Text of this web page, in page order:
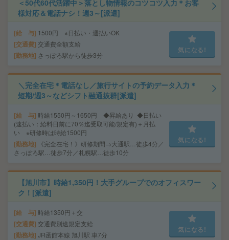
＜50代60代活躍中＞落とし物情報のコツコツ入力＊お客
様対応＆電話ナシ！週3～[派遣]
給 与 1500円 ※日払い・週払いOK
交通費 交通費全額支給
勤務地 さっぽろ駅から徒歩3分
気になる!
＼完全在宅＊電話なし／旅行サイトの予約データ入力＊
短期/週3～などシフト融通抜群[派遣]
給 与 時給1550円～1650円 ◆昇給あり ◆日払い
(速払い：給料日前に70％迄受取可能/規定有)＋月払
い ※研修時は時給1500円
勤務地
《完全在宅！》研修期間→大通駅…徒歩4分／
さっぽろ駅…徒歩7分／札幌駅…徒歩10分
気になる!
【旭川市】時給1,350円！大手グループでのオフィスワー
ク！[派遣]
給 与 時給1350円＋交
交通費 交通費別途規定支給
勤務地 JR函館本線 旭川駅 車7分
気になる!